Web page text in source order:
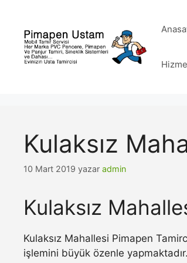
Kulaksız
10 Mart 2019 yazar admin
Kulaksız
Kulaksız Mahallesi Pimapen
işlemini büyük özenle yapmaktadır.